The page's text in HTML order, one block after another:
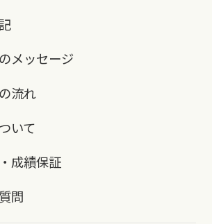
メッセージ
流れ
いて
成績保証
問